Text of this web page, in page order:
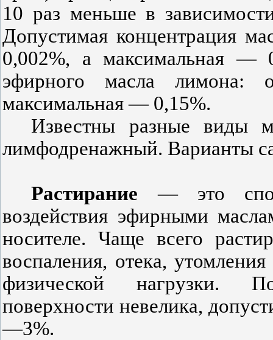
10 раз меньше в
Допустимая концентрация
0,002%, а максимальная —
эфирного масла лимона:
максимальная — 0,15%.
Известны разные виды
лимфодренажный. Варианты
Растирание — это
воздействия эфирными
носителе. Чаще всего
воспаления, отека,
физической нагрузки.
поверхности невелика,
—3%.